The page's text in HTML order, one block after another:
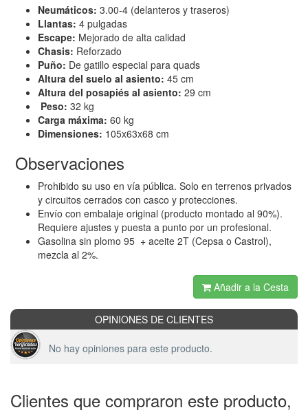
Neumáticos: 3.00-4 (delanteros y traseros)
Llantas: 4 pulgadas
Escape: Mejorado de alta calidad
Chasis: Reforzado
Puño: De gatillo especial para quads
Altura del suelo al asiento: 45 cm
Altura del posapiés al asiento: 29 cm
Peso: 32 kg
Carga máxima: 60 kg
Dimensiones: 105x63x68 cm
Observaciones
Prohibido su uso en vía pública. Solo en terrenos privados
y circuitos cerrados con casco y protecciones.
Envío con embalaje original (producto montado al 90%).
Requiere ajustes y puesta a punto por un profesional.
Gasolina sin plomo 95 + aceite 2T (Cepsa o Castrol),
mezcla al 2%.
Añadir a la Cesta
OPINIONES DE CLIENTES
No hay opiniones para este producto.
Clientes que compraron este producto,